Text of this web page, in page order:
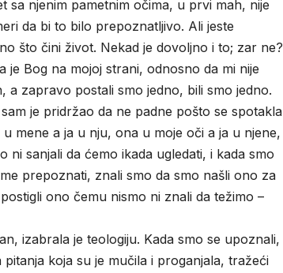
sa njenim pametnim očima, u prvi mah, nije
da bi to bilo prepoznatljivo. Ali jeste
što čini život. Nekad je dovoljno i to; zar ne?
Bog na mojoj strani, odnosno da mi nije
a zapravo postali smo jedno, bili smo jedno.
je pridržao da ne padne pošto se spotakla
mene a ja u nju, ona u moje oči a ja u njene,
sanjali da ćemo ikada ugledati, i kada smo
prepoznati, znali smo da smo našli ono za
ono čemu nismo ni znali da težimo –
izabrala je teologiju. Kada smo se upoznali,
koja su je mučila i proganjala, tražeći